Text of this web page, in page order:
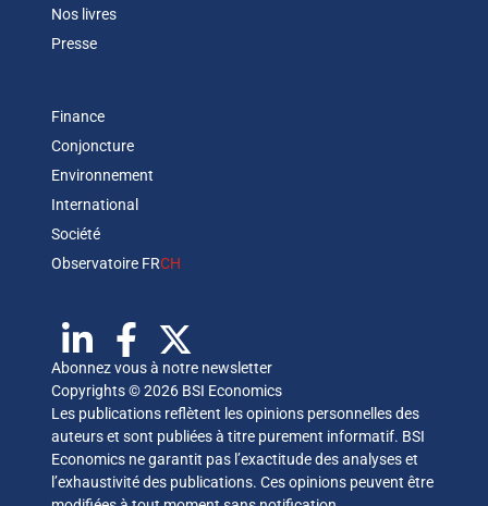
Nos livres
Presse
Finance
Conjoncture
Environnement
International
Société
Observatoire FRCH
Abonnez vous à notre newsletter
Copyrights © 2026 BSI Economics
Les publications reflètent les opinions personnelles des
auteurs et sont publiées à titre purement informatif. BSI
Economics ne garantit pas l’exactitude des analyses et
l’exhaustivité des publications. Ces opinions peuvent être